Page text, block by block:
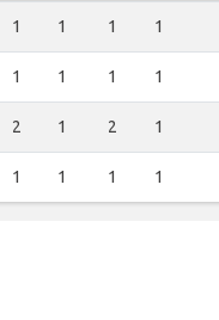
1 1 1 1
1 1 1 1
2 1 2 1
1 1 1 1